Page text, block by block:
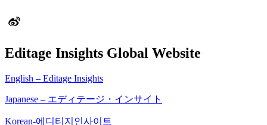
Editage Insights Global Website
English – Editage Insights
Japanese – エディテージ・インサイト
Korean-에디티지인사이트